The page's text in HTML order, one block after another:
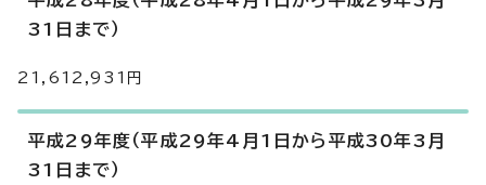
31日まで）
21,612,931円
平成29年度（平成29年4月1日から平成30年3月
31日まで）